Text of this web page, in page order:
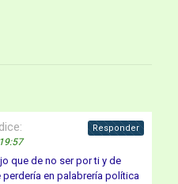
dice:
que de no ser por ti y de
en palabrería política
Responder